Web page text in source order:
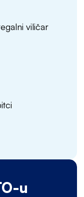
viličar
u